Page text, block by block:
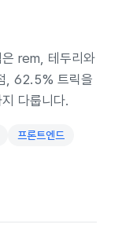
rem, 테두리와
, 62.5% 트릭을
다룹니다.
프론트엔드